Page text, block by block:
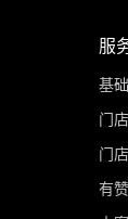
服
基
门
门
有